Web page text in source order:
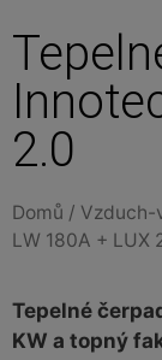
2.0
Domů / Vzduch-
LW 180A + LUX
Tepelné
KW a topný